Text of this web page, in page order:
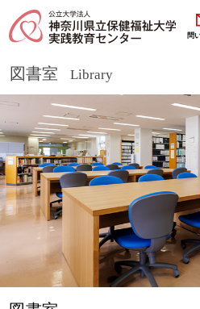
問
図書室 Library